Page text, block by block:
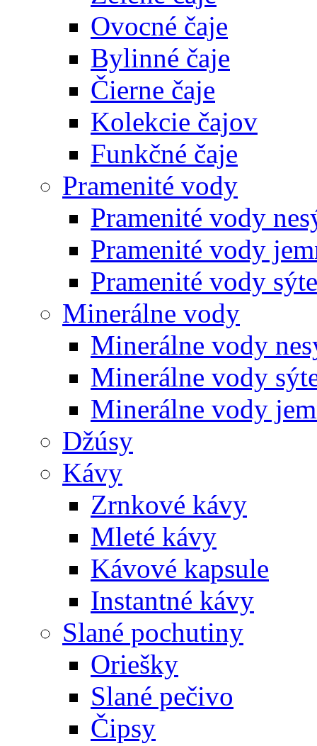
Ovocné čaje
Bylinné čaje
Čierne čaje
Kolekcie čajov
Funkčné čaje
Pramenité vody
Pramenité vody
Pramenité vody
Pramenité vody
Minerálne vody
Minerálne vody
Minerálne vody
Minerálne vody
Džúsy
Kávy
Zrnkové kávy
Mleté kávy
Kávové kapsule
Instantné kávy
Slané pochutiny
Oriešky
Slané pečivo
Čipsy